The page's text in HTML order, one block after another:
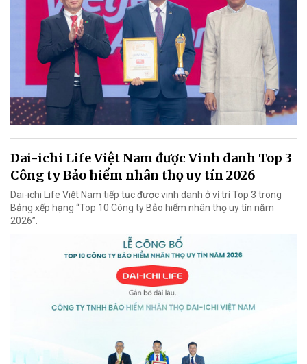
Dai-ichi Life Việt Nam được Vinh danh Top 3
Công ty Bảo hiểm nhân thọ uy tín 2026
Dai-ichi Life Việt Nam tiếp tục được vinh danh ở vị trí Top 3 trong
Bảng xếp hạng “Top 10 Công ty Bảo hiểm nhân thọ uy tín năm
2026”.